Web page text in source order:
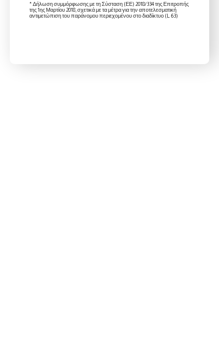
* Δήλωση συμμόρφωσης με τη Σύσταση (ΕΕ) 2018/334 της Επιτροπής
της 1ης Μαρτίου 2018, σχετικά με τα μέτρα για την αποτελεσματική
αντιμετώπιση του παράνομου περιεχομένου στο διαδίκτυο (L 63)